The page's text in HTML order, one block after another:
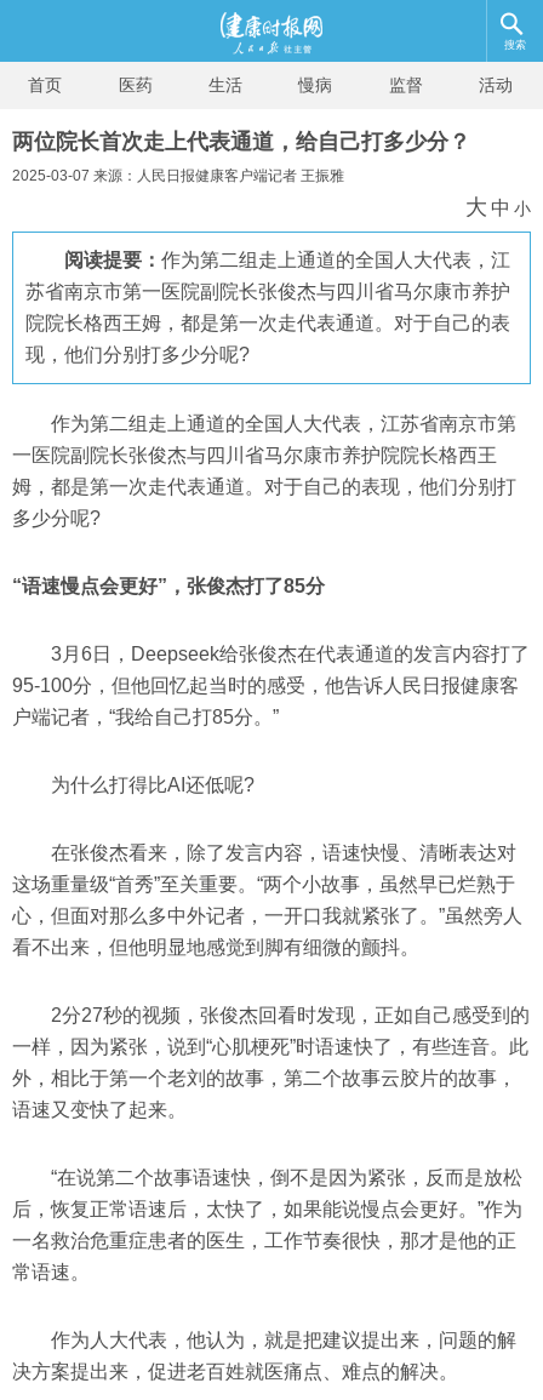
搜索
首页 医药 生活 慢病 监督 活动
两位院长首次走上代表通道，给自己打多少分？
2025-03-07 来源：人民日报健康客户端记者 王振雅
大 中 小
阅读提要： 作为第二组走上通道的全国人大代表，江
苏省南京市第一医院副院长张俊杰与四川省马尔康市养护
院院长格西王姆，都是第一次走代表通道。对于自己的表
现，他们分别打多少分呢?
作为第二组走上通道的全国人大代表，江苏省南京市第
一医院副院长张俊杰与四川省马尔康市养护院院长格西王
姆，都是第一次走代表通道。对于自己的表现，他们分别打
多少分呢?
“语速慢点会更好”，张俊杰打了85分
3月6日，Deepseek给张俊杰在代表通道的发言内容打了
95-100分，但他回忆起当时的感受，他告诉人民日报健康客
户端记者，“我给自己打85分。”
为什么打得比AI还低呢?
在张俊杰看来，除了发言内容，语速快慢、清晰表达对
这场重量级“首秀”至关重要。“两个小故事，虽然早已烂熟于
心，但面对那么多中外记者，一开口我就紧张了。”虽然旁人
看不出来，但他明显地感觉到脚有细微的颤抖。
2分27秒的视频，张俊杰回看时发现，正如自己感受到的
一样，因为紧张，说到“心肌梗死”时语速快了，有些连音。此
外，相比于第一个老刘的故事，第二个故事云胶片的故事，
语速又变快了起来。
“在说第二个故事语速快，倒不是因为紧张，反而是放松
后，恢复正常语速后，太快了，如果能说慢点会更好。”作为
一名救治危重症患者的医生，工作节奏很快，那才是他的正
常语速。
作为人大代表，他认为，就是把建议提出来，问题的解
决方案提出来，促进老百姓就医痛点、难点的解决。